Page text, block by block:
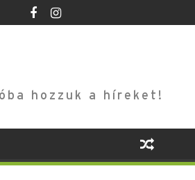
hozzuk a híreket!